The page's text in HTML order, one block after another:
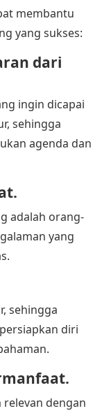
membantu
yang sukses:
dari
ingin dicapai
sehingga
agenda dan
adalah orang-
yang
sehingga
diri
dengan